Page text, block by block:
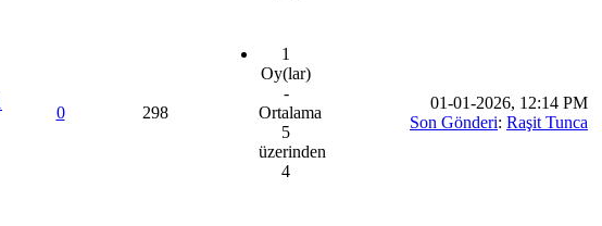
0 298
1
Oy(lar)
-
Ortalama
5
üzerinden
4
01-01-2026, 12:14 PM
Son Gönderi: Raşit Tunca